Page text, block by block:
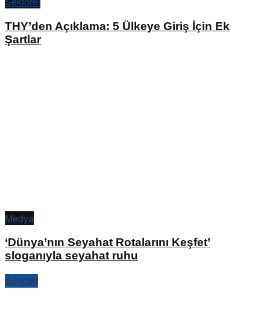
THY’den Açıklama: 5 Ülkeye Giriş İçin Ek
Şartlar
Medya
‘Dünya’nın Seyahat Rotalarını Keşfet’
sloganıyla seyahat ruhu
Sonraki